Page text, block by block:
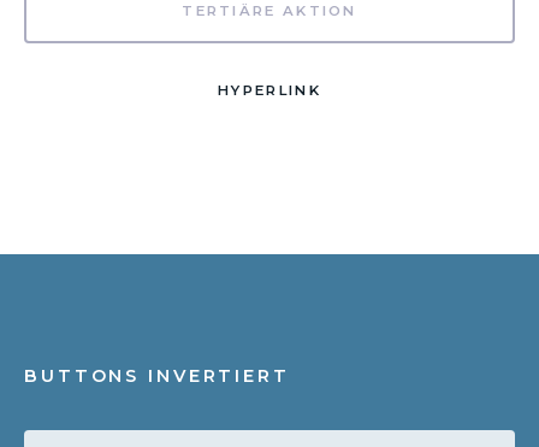
TERTIÄRE AKTION
HYPERLINK
BUTTONS INVERTIERT